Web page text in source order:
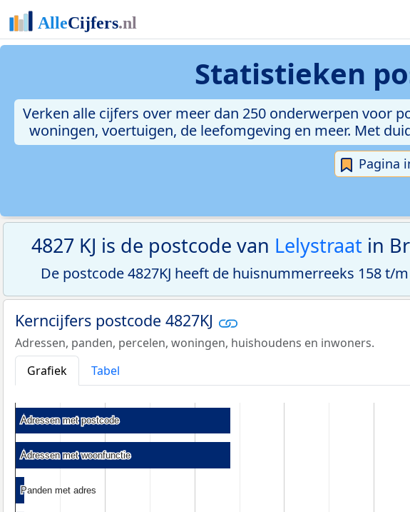
Statistieken
Verken alle cijfers over meer dan 250 onderwerpen voor
woningen, voertuigen, de leefomgeving en meer. Met
Pagina
4827 KJ is de postcode van Lelystraat in
De postcode 4827KJ heeft de huisnummerreeks 158 t/
Kerncijfers postcode 4827KJ
Adressen, panden, percelen, woningen, huishoudens en inwoners.
Grafiek
Tabel
Adressen met postcode
Adressen met postcode
Adressen met woonfunctie
Adressen met woonfunctie
Panden met adres
Panden met adres